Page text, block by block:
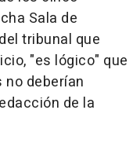
Sala de
tribunal que
"es lógico" que
deberían
de la